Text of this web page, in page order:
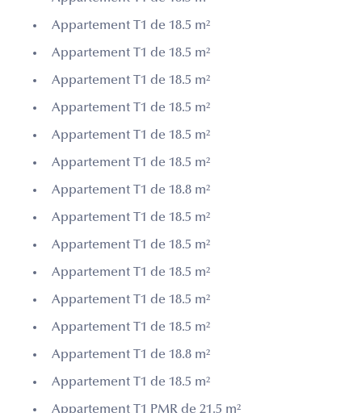
Appartement T1 de 18.5 m²
Appartement T1 de 18.5 m²
Appartement T1 de 18.5 m²
Appartement T1 de 18.5 m²
Appartement T1 de 18.5 m²
Appartement T1 de 18.5 m²
Appartement T1 de 18.8 m²
Appartement T1 de 18.5 m²
Appartement T1 de 18.5 m²
Appartement T1 de 18.5 m²
Appartement T1 de 18.5 m²
Appartement T1 de 18.5 m²
Appartement T1 de 18.8 m²
Appartement T1 de 18.5 m²
Appartement T1 PMR de 21.5 m²